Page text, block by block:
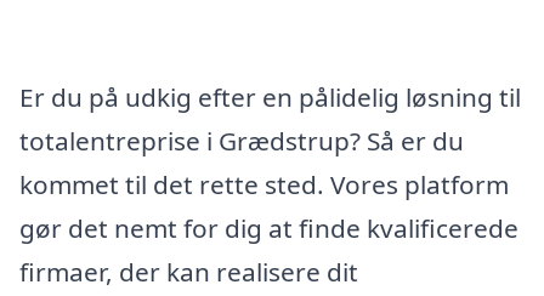
Er du på udkig efter en pålidelig løsning til
totalentreprise i Grædstrup? Så er du
kommet til det rette sted. Vores platform
gør det nemt for dig at finde kvalificerede
firmaer, der kan realisere dit